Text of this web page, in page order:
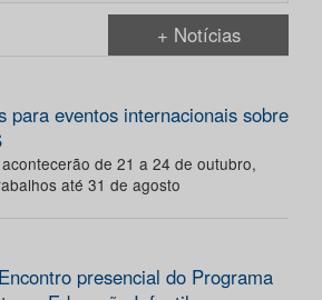
+ Notícias
para eventos internacionais sobre
de 21 a 24 de outubro,
até 31 de agosto
presencial do Programa